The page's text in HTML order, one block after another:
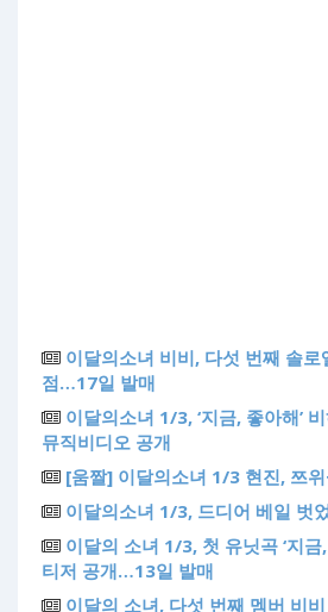
이달의소녀 비비, 다섯 번째 솔
점…17일 발매
이달의소녀 1/3, ‘지금, 좋아해’
뮤직비디오 공개
[움짤] 이달의소녀 1/3 현진, 쯔
이달의소녀 1/3, 드디어 베일 벗
이달의 소녀 1/3, 첫 유닛곡 ‘지금
티저 공개…13일 발매
이달의 소녀, 다섯 번째 멤버 비